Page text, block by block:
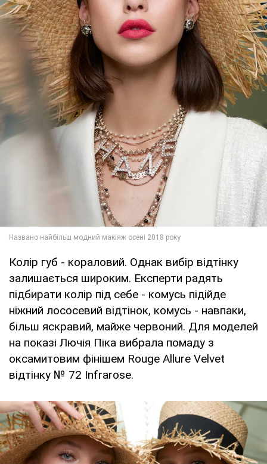
Колір губ - кораловий. Однак вибір відтінку
залишається широким. Експерти радять
підбирати колір під себе - комусь підійде
ніжний лососевий відтінок, комусь - навпаки,
більш яскравий, майже червоний. Для моделей
на показі Лючія Піка вибрала помаду з
оксамитовим фінішем Rouge Allure Velvet
відтінку № 72 Infrarose.